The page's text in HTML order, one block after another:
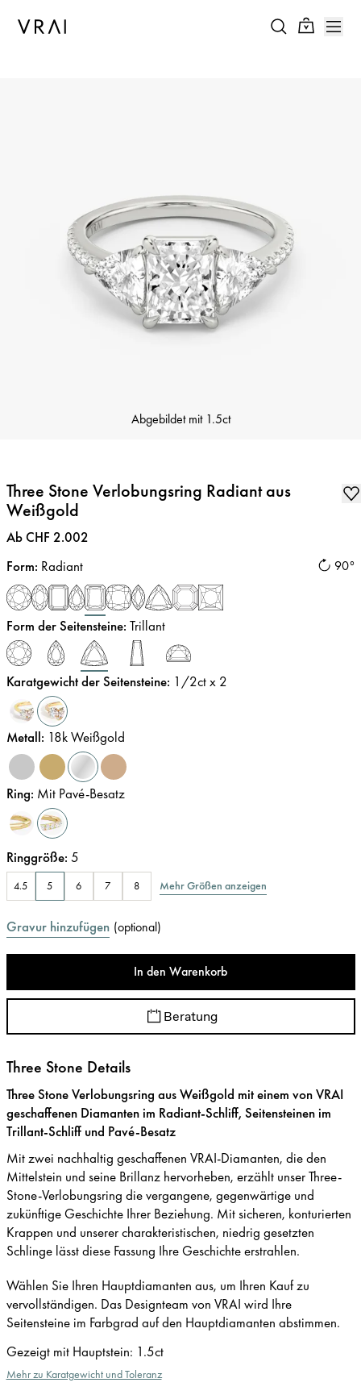
Abgebildet mit 1.5ct
Three Stone Verlobungsring Radiant aus
Weißgold
Preis:
Ab CHF 2.002
90°
Form: Radiant
Form der Seitensteine: Trillant
Karatgewicht der Seitensteine: 1/2ct x 2
Metall: 18k Weißgold
Ring: Mit Pavé-Besatz
Ringgröße: 5
4.5 5 6 7 8 Mehr Größen anzeigen
Gravur hinzufügen (optional)
In den Warenkorb
Beratung
Three Stone Details
Three Stone Verlobungsring aus Weißgold mit einem von VRAI
geschaffenen Diamanten im Radiant-Schliff, Seitensteinen im
Trillant-Schliff und Pavé-Besatz
Mit zwei nachhaltig geschaffenen VRAI-Diamanten, die den
Mittelstein und seine Brillanz hervorheben, erzählt unser Three-
Stone-Verlobungsring die vergangene, gegenwärtige und
zukünftige Geschichte Ihrer Beziehung. Mit sicheren, konturierten
Krappen und unserer charakteristischen, niedrig gesetzten
Schlinge lässt diese Fassung Ihre Geschichte erstrahlen.
Wählen Sie Ihren Hauptdiamanten aus, um Ihren Kauf zu
vervollständigen. Das Designteam von VRAI wird Ihre
Seitensteine im Farbgrad auf den Hauptdiamanten abstimmen.
Gezeigt mit Hauptstein: 1.5ct
Mehr zu Karatgewicht und Toleranz